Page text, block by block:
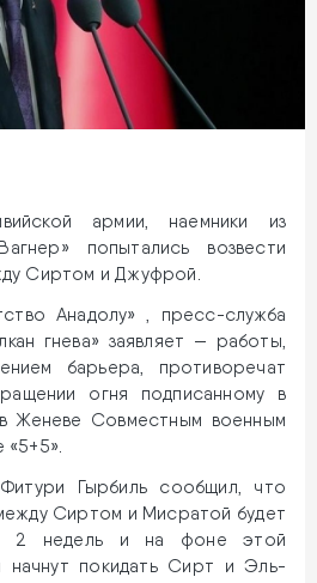
армии, наемники из
попытались возвести
Сиртом и Джуфрой.
Анадолу» , пресс-служба
гнева» заявляет — работы,
барьера, противоречат
огня подписанному в
Женеве Совместным военным
Гырбиль сообщил, что
Сиртом и Мисратой будет
2 недель и на фоне этой
начнут покидать Сирт и Эль-